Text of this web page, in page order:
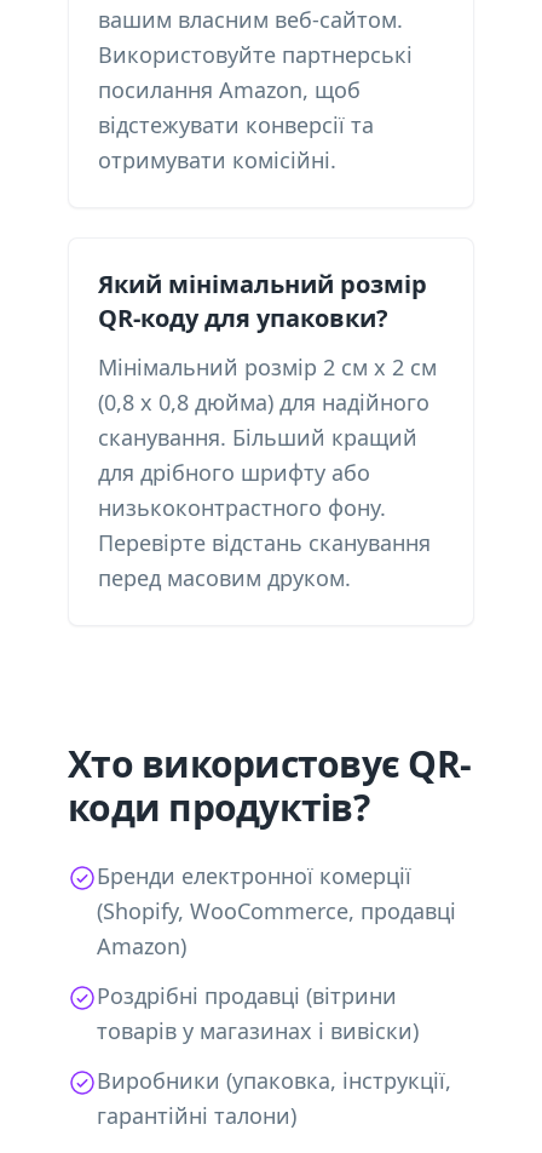
вашим власним веб-сайтом.
Використовуйте партнерські
посилання Amazon, щоб
відстежувати конверсії та
отримувати комісійні.
Який мінімальний розмір
QR-коду для упаковки?
Мінімальний розмір 2 см x 2 см
(0,8 x 0,8 дюйма) для надійного
сканування. Більший кращий
для дрібного шрифту або
низькоконтрастного фону.
Перевірте відстань сканування
перед масовим друком.
Хто використовує QR-
коди продуктів?
Бренди електронної комерції
(Shopify, WooCommerce, продавці
Amazon)
Роздрібні продавці (вітрини
товарів у магазинах і вивіски)
Виробники (упаковка, інструкції,
гарантійні талони)